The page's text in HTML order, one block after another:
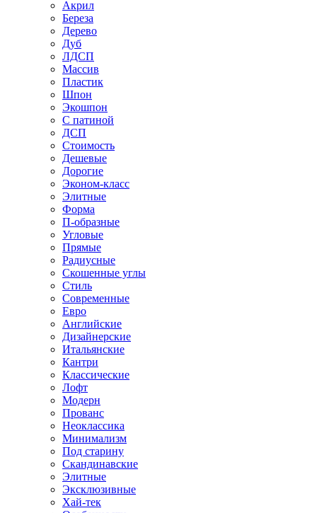
Акрил
Береза
Дерево
Дуб
ЛДСП
Массив
Пластик
Шпон
Экошпон
С патиной
ДСП
Стоимость
Дешевые
Дорогие
Эконом-класс
Элитные
Форма
П-образные
Угловые
Прямые
Радиусные
Скошенные углы
Стиль
Современные
Евро
Английские
Дизайнерские
Итальянские
Кантри
Классические
Лофт
Модерн
Прованс
Неоклассика
Минимализм
Под старину
Скандинавские
Элитные
Эксклюзивные
Хай-тек